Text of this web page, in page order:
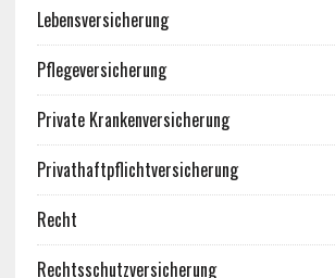
Lebensversicherung
Pflegeversicherung
Private Krankenversicherung
Privathaftpflichtversicherung
Recht
Rechtsschutzversicherung